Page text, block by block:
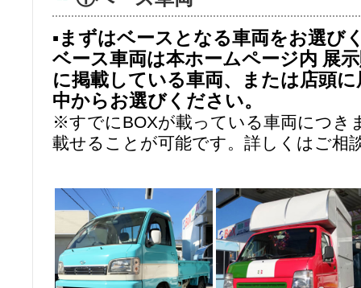
▪まずはベースとなる車両をお選び
ベース車両は本ホームページ内 展
に掲載している車両、または店頭
中からお選びください。
※すでにBOXが載っている車両につき
載せることが可能です。詳しくはご相